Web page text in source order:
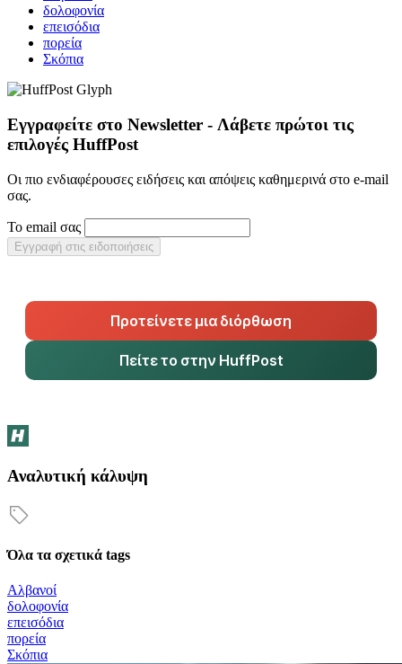
δολοφονία
επεισόδια
πορεία
Σκόπια
Εγγραφείτε στο Newsletter - Λάβετε πρώτοι τις
επιλογές HuffPost
Οι πιο ενδιαφέρουσες ειδήσεις και απόψεις καθημερινά στο e-mail
σας.
Το email σας
Εγγραφή στις ειδοποιήσεις
Προτείνετε μια διόρθωση
Πείτε το στην HuffPost
Αναλυτική κάλυψη
Όλα τα σχετικά tags
Αλβανοί
δολοφονία
επεισόδια
πορεία
Σκόπια